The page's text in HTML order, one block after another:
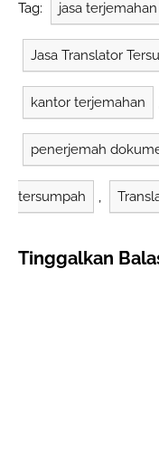
multibahasa. Berikut
ini adalah beberapa
keuntungan utama
bekerja sama
Anindyatrans
layanan
Jawa Barat: Akurasi
dan Keandalan:
Anindyatrans…
Tag: jasa
Jasa Translator
kantor terjemahan
penerjemah
tersumpah ,
Tinggalkan